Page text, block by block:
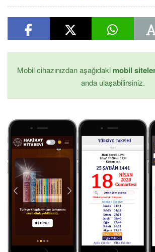
Mobil cihazınızdan aşağıdaki mobil
anda ulaşabilirsiniz.